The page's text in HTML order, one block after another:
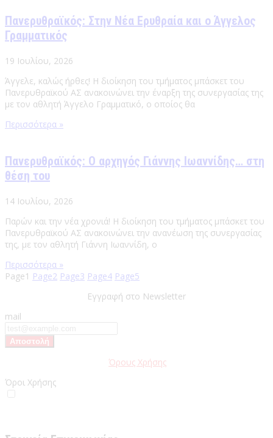
Πανερυθραϊκός: Στην Νέα Ερυθραία και ο Άγγελος
Γραμματικός
19 Ιουλίου, 2026
Άγγελε, καλώς ήρθες! Η διοίκηση του τμήματος μπάσκετ του
Πανερυθραϊκού ΑΣ ανακοινώνει την έναρξη της συνεργασίας της
με τον αθλητή Άγγελο Γραμματικό, ο οποίος θα
Περισσότερα »
Πανερυθραϊκός: Ο αρχηγός Γιάννης Ιωαννίδης… στη
θέση του
14 Ιουλίου, 2026
Παρών και την νέα χρονιά! Η διοίκηση του τμήματος μπάσκετ του
Πανερυθραϊκού ΑΣ ανακοινώνει την ανανέωση της συνεργασίας
της, με τον αθλητή Γιάννη Ιωαννίδη, ο
Περισσότερα »
Page1 Page2 Page3 Page4 Page5
Εγγραφή στο Newsletter
mail
Όρους Χρήσης
Όροι Χρήσης